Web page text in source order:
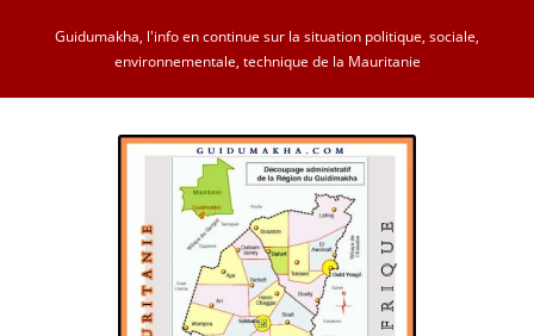
Guidumakha, l'info en continue sur la situation politique, sociale,
environnementale, technique de la Mauritanie